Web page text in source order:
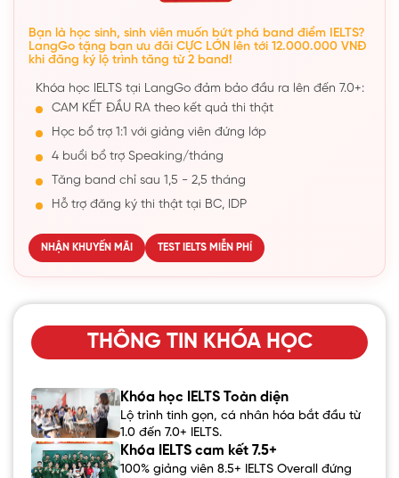
Bạn là học sinh, sinh viên muốn bứt phá band điểm IELTS?
LangGo tặng bạn ưu đãi CỰC LỚN lên tới 12.000.000 VNĐ
khi đăng ký lộ trình tăng từ 2 band!
Khóa học IELTS tại LangGo đảm bảo đầu ra lên đến 7.0+:
CAM KẾT ĐẦU RA theo kết quả thi thật
Học bổ trợ 1:1 với giảng viên đứng lớp
4 buổi bổ trợ Speaking/tháng
Tăng band chỉ sau 1,5 - 2,5 tháng
Hỗ trợ đăng ký thi thật tại BC, IDP
NHẬN KHUYẾN MÃI TEST IELTS MIỄN PHÍ
THÔNG TIN KHÓA HỌC
Khóa học IELTS Toàn diện
Lộ trình tinh gọn, cá nhân hóa bắt đầu từ
1.0 đến 7.0+ IELTS.
Khóa IELTS cam kết 7.5+
100% giảng viên 8.5+ IELTS Overall đứng